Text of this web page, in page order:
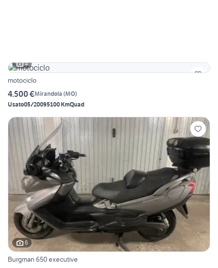
4
motociclo
4.500 €Mirandola (MO)
Usato05/20095100 KmQuad
6
Burgman 650 executive